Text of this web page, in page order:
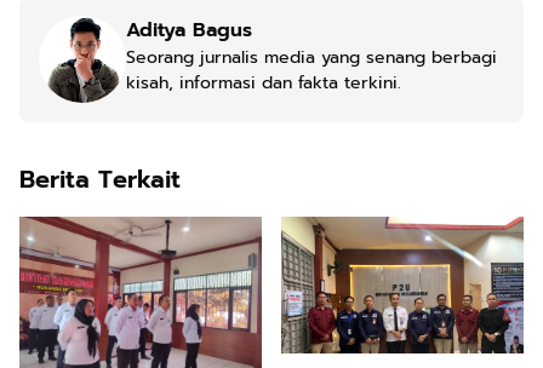
Aditya Bagus
Seorang jurnalis media yang senang berbagi
kisah, informasi dan fakta terkini.
Berita Terkait